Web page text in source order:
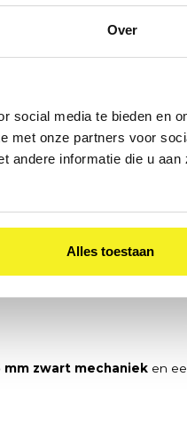
Over
social media te bieden en
met onze partners voor
andere informatie die u aan
Alles toestaan
09:00 – 17:00
mm zwart mechaniek en